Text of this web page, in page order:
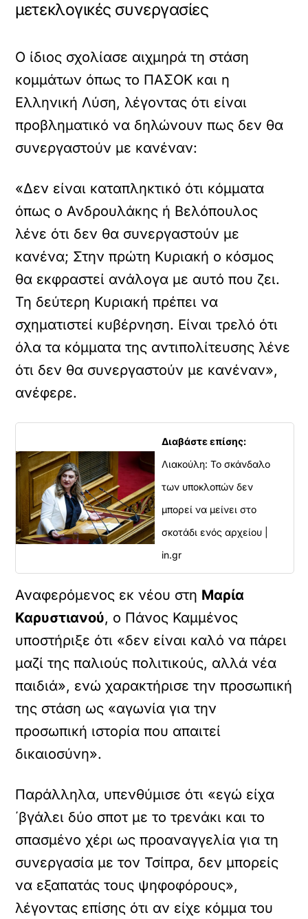
μετεκλογικές συνεργασίες
Ο ίδιος σχολίασε αιχμηρά τη στάση
κομμάτων όπως το ΠΑΣΟΚ και η
Ελληνική Λύση, λέγοντας ότι είναι
προβληματικό να δηλώνουν πως δεν θα
συνεργαστούν με κανέναν:
«Δεν είναι καταπληκτικό ότι κόμματα
όπως ο Ανδρουλάκης ή Βελόπουλος
λένε ότι δεν θα συνεργαστούν με
κανένα; Στην πρώτη Κυριακή ο κόσμος
θα εκφραστεί ανάλογα με αυτό που ζει.
Τη δεύτερη Κυριακή πρέπει να
σχηματιστεί κυβέρνηση. Είναι τρελό ότι
όλα τα κόμματα της αντιπολίτευσης λένε
ότι δεν θα συνεργαστούν με κανέναν»,
ανέφερε.
Διαβάστε επίσης:
Λιακούλη: Το σκάνδαλο
των υποκλοπών δεν
μπορεί να μείνει στο
σκοτάδι ενός αρχείου |
in.gr
Αναφερόμενος εκ νέου στη Μαρία
Καρυστιανού, ο Πάνος Καμμένος
υποστήριξε ότι «δεν είναι καλό να πάρει
μαζί της παλιούς πολιτικούς, αλλά νέα
παιδιά», ενώ χαρακτήρισε την προσωπική
της στάση ως «αγωνία για την
προσωπική ιστορία που απαιτεί
δικαιοσύνη».
Παράλληλα, υπενθύμισε ότι «εγώ είχα
΄βγάλει δύο σποτ με το τρενάκι και το
σπασμένο χέρι ως προαναγγελία για τη
συνεργασία με τον Τσίπρα, δεν μπορείς
να εξαπατάς τους ψηφοφόρους»,
λέγοντας επίσης ότι αν είχε κόμμα του